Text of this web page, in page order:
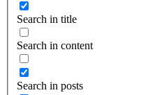
Search in title
Search in content
Search in posts